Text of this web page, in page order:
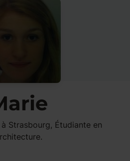
Strasbourg, Étudiante en